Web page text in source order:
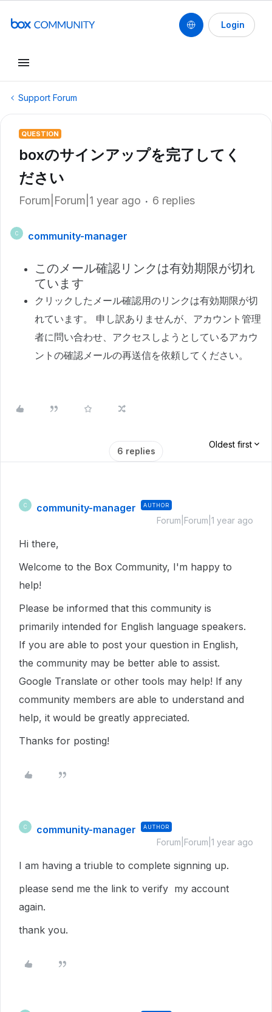
Login
Support Forum
QUESTION
boxのサインアップを完了してく
ださい
Forum|Forum|1 year ago 6 replies
C community-manager
このメール確認リンクは有効期限が切れ
ています
クリックしたメール確認用のリンクは有効期限が切
れています。 申し訳ありませんが、アカウント管理
者に問い合わせ、アクセスしようとしているアカウ
ントの確認メールの再送信を依頼してください。
6 replies
Oldest first
C community-manager AUTHOR
Forum|Forum|1 year ago
Hi there,
Welcome to the Box Community, I'm happy to
help!
Please be informed that this community is
primarily intended for English language speakers.
If you are able to post your question in English,
the community may be better able to assist.
Google Translate or other tools may help! If any
community members are able to understand and
help, it would be greatly appreciated.
Thanks for posting!
C community-manager AUTHOR
Forum|Forum|1 year ago
I am having a triuble to complete signning up.
please send me the link to verify my account
again.
thank you.